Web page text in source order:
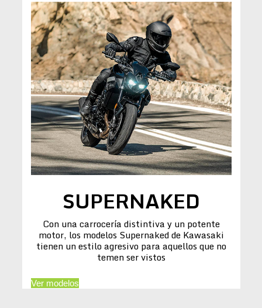
SUPERNAKED
Con una carrocería distintiva y un potente
motor, los modelos Supernaked de Kawasaki
tienen un estilo agresivo para aquellos que no
temen ser vistos
Ver modelos